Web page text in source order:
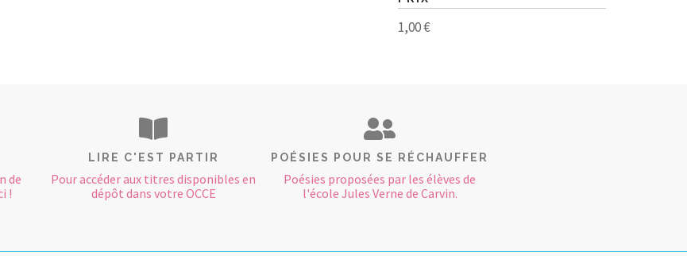
1,00 €
de
!
LIRE C'EST PARTIR
Pour accéder aux titres disponibles en
dépôt dans votre OCCE
POÉSIES POUR SE RÉCHAUFFER
Poésies proposées par les élèves de
l'école Jules Verne de Carvin.